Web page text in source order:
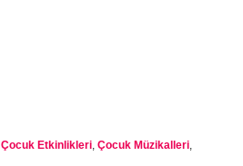
Çocuk Etkinlikleri, Çocuk Müzikalleri,